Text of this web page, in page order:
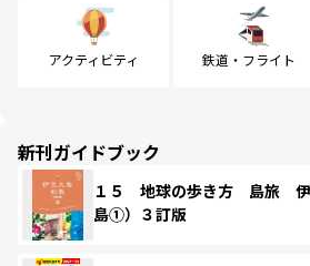
アクティビティ 鉄道・フライト
新刊ガイドブック
１５ 地球の歩き方 島旅
島①）３訂版